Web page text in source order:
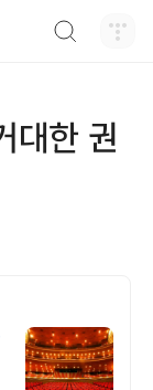
대한 권